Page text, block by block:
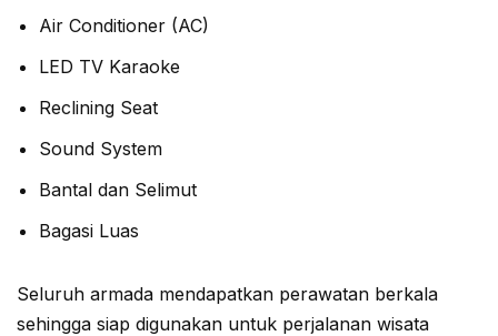
Air Conditioner (AC)
LED TV Karaoke
Reclining Seat
Sound System
Bantal dan Selimut
Bagasi Luas
Seluruh armada mendapatkan perawatan berkala
sehingga siap digunakan untuk perjalanan wisata